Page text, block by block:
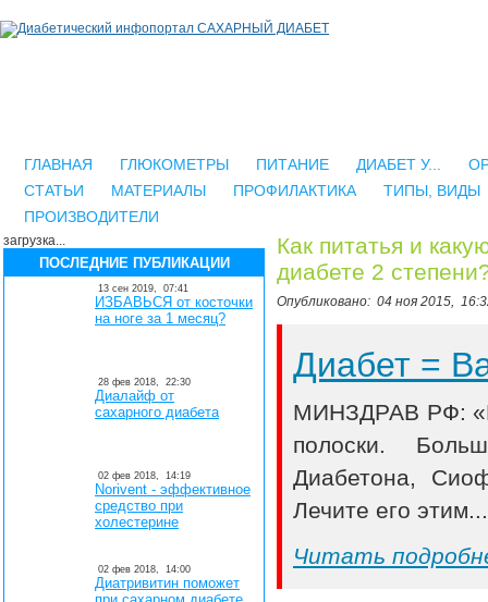
ГЛАВНАЯ ГЛЮКОМЕТРЫ ПИТАНИЕ ДИАБЕТ У...
СТАТЬИ
МАТЕРИАЛЫ ПРОФИЛАКТИКА
ТИПЫ, ВИДЫ
ПРОИЗВОДИТЕЛИ
загрузка...
ПОСЛЕДНИЕ ПУБЛИКАЦИИ
13 сен 2019, 07:41
ИЗБАВЬСЯ от косточки
на ноге за 1 месяц?
28 фев 2018, 22:30
Диалайф от
сахарного диабета
02 фев 2018, 14:19
Norivent - эффективное
средство при
холестерине
02 фев 2018, 14:00
Диатривитин поможет
Как питатья и
диабете 2
Опубликовано: 04 ноя 2015,
Диабет =
МИНЗДРАВ РФ:
полоски.
Диабетона,
Лечите его
Читать